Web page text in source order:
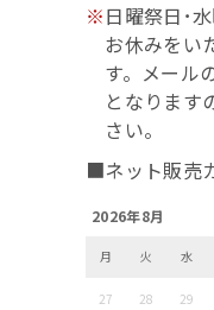
※日曜祭日･
お休みをい
す。メール
となります
さい。
■ネット販売
2026年8月
月 火 水
27 28 29